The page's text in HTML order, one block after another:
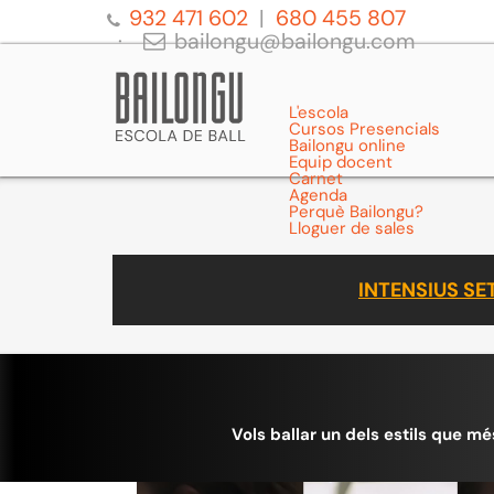
932 471 602
680 455 807
bailongu@bailongu.com
L'escola
Cursos Presencials
Bailongu online
Equip docent
Carnet
Agenda
Perquè Bailongu?
Lloguer de sales
INTENSIUS
Vols ballar un dels estils que